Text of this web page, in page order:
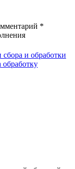
*
сбора и обработки
обработку